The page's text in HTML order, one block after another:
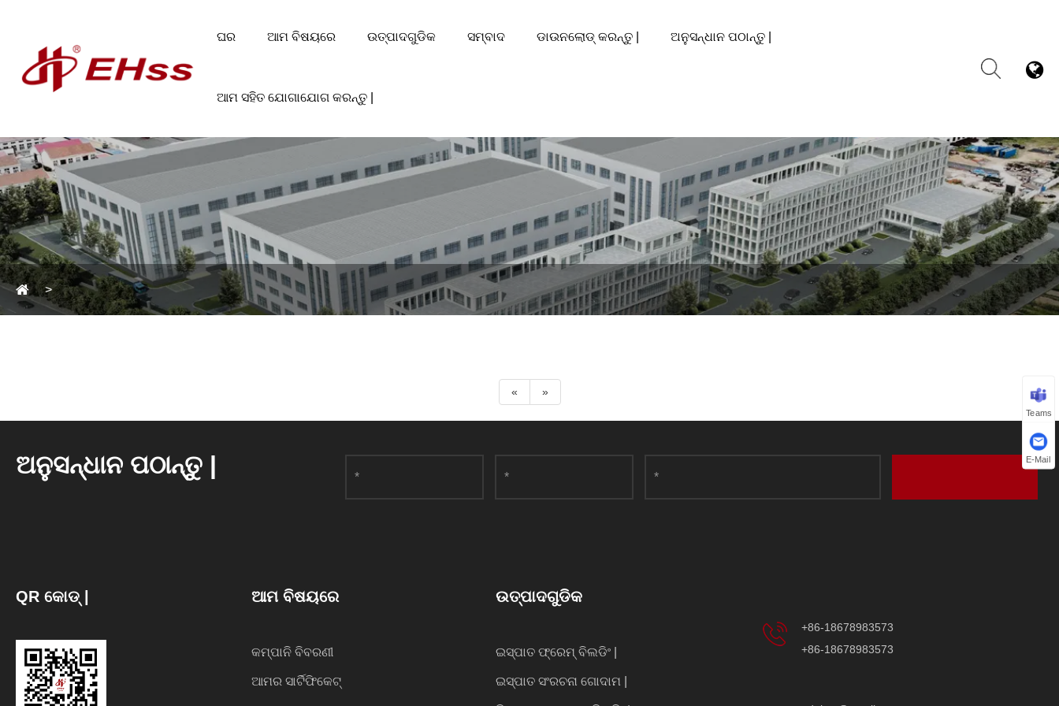
ଘର ଆମ ବିଷୟରେ ଉତ୍ପାଦଗୁଡିକ ସମ୍ବାଦ ଡାଉନଲୋଡ୍ କରନ୍ତୁ | ଅନୁସନ୍ଧାନ ପଠାନ୍ତୁ |
ଆମ ସହିତ ଯୋଗାଯୋଗ କରନ୍ତୁ |
« »
ଅନୁସନ୍ଧାନ ପଠାନ୍ତୁ |
QR କୋଡ୍ | ଆମ ବିଷୟରେ
କମ୍ପାନି ବିବରଣୀ
ଆମର ସାର୍ଟିଫିକେଟ୍
ଉତ୍ପାଦଗୁଡିକ
ଇସ୍ପାତ ଫ୍ରେମ୍ ବିଲଡିଂ |
ଇସ୍ପାତ ସଂରଚନା ଗୋଦାମ |
+86-18678983573
+86-18678983573
Teams
E-Mail